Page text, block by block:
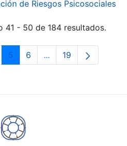
de Riesgos Psicosociales
41 - 50 de 184 resultados.
intermedias Use TAB para
Página
5 Página
6 ...Páginas intermedias
Página
19